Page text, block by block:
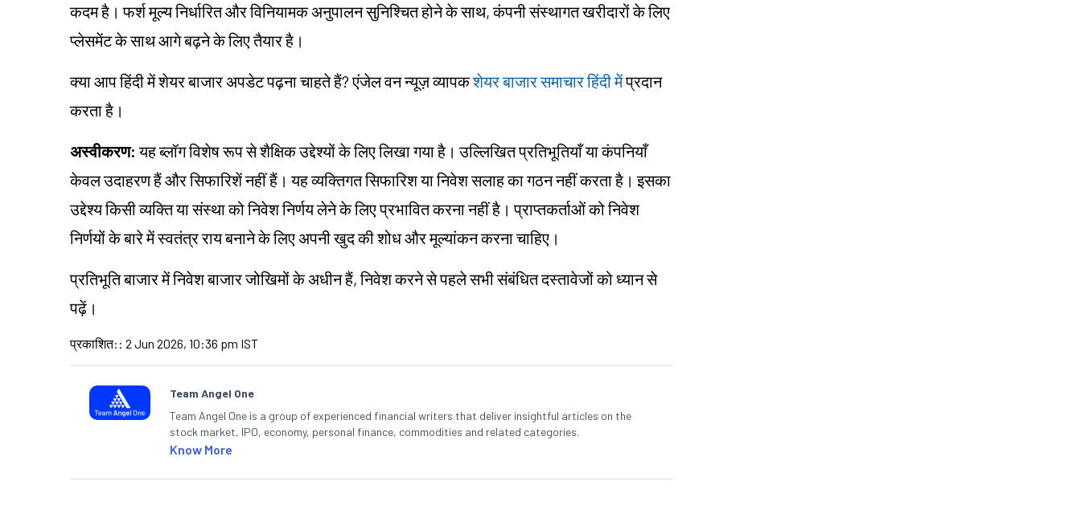
कदम है। फर्श मूल्य निर्धारित और विनियामक अनुपालन सुनिश्चित होने के साथ, कंपनी संस्थागत खरीदारों के लिए
प्लेसमेंट के साथ आगे बढ़ने के लिए तैयार है।
क्या आप हिंदी में शेयर बाजार अपडेट पढ़ना चाहते हैं? एंजेल वन न्यूज़ व्यापकशेयर बाजार समाचार हिंदी मेंप्रदान
करता है।
अस्वीकरण: यह ब्लॉग विशेष रूप से शैक्षिक उद्देश्यों के लिए लिखा गया है। उल्लिखित प्रतिभूतियाँ या कंपनियाँ
केवल उदाहरण हैं और सिफारिशें नहीं हैं। यह व्यक्तिगत सिफारिश या निवेश सलाह का गठन नहीं करता है। इसका
उद्देश्य किसी व्यक्ति या संस्था को निवेश निर्णय लेने के लिए प्रभावित करना नहीं है। प्राप्तकर्ताओं को निवेश
निर्णयों के बारे में स्वतंत्र राय बनाने के लिए अपनी खुद की शोध और मूल्यांकन करना चाहिए।
प्रतिभूति बाजार में निवेश बाजार जोखिमों के अधीन हैं, निवेश करने से पहले सभी संबंधित दस्तावेजों को ध्यान से
पढ़ें।
प्रकाशित: : 2 Jun 2026, 10:36 pm IST
Team Angel One
Team Angel One is a group of experienced financial writers that deliver insightful articles on the
stock market, IPO, economy, personal finance, commodities and related categories.
Know More